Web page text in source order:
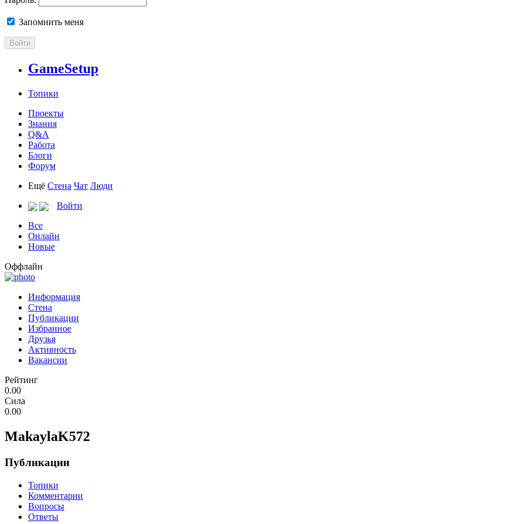
Запомнить меня
Войти
GameSetup
Топики
Проекты
Знания
Q&A
Работа
Блоги
Форум
Ещё Стена Чат Люди
Войти
Все
Онлайн
Новые
Оффлайн
Информация
Стена
Публикации
Избранное
Друзья
Активность
Вакансии
Рейтинг
0.00
Сила
0.00
MakaylaK572
Публикации
Топики
Комментарии
Вопросы
Ответы